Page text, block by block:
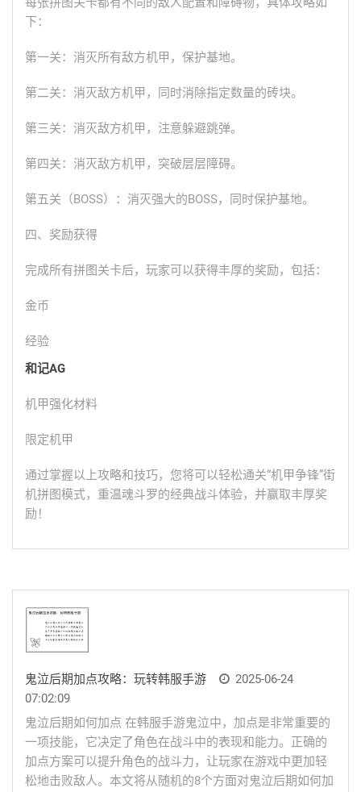
下：
第一关：消灭所有敌方机甲，保护基地。
第二关：消灭敌方机甲，同时消除指定数量的砖块。
第三关：消灭敌方机甲，注意躲避跳弹。
第四关：消灭敌方机甲，突破层层障碍。
第五关（BOSS）：消灭强大的BOSS，同时保护基地。
四、奖励获得
完成所有拼图关卡后，玩家可以获得丰厚的奖励，包括：
金币
经验
和记AG
机甲强化材料
限定机甲
通过掌握以上攻略和技巧，您将可以轻松通关“机甲争锋”街
机拼图模式，重温魂斗罗的经典战斗体验，并赢取丰厚奖
励！
鬼泣后期加点攻略：玩转韩服手游
2025-06-24
07:02:09
鬼泣后期如何加点 在韩服手游鬼泣中，加点是非常重要的
一项技能，它决定了角色在战斗中的表现和能力。正确的
加点方案可以提升角色的战斗力，让玩家在游戏中更加轻
松地击败敌人。本文将从随机的8个方面对鬼泣后期如何加